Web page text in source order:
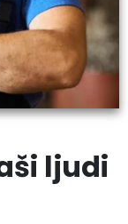
ljudi